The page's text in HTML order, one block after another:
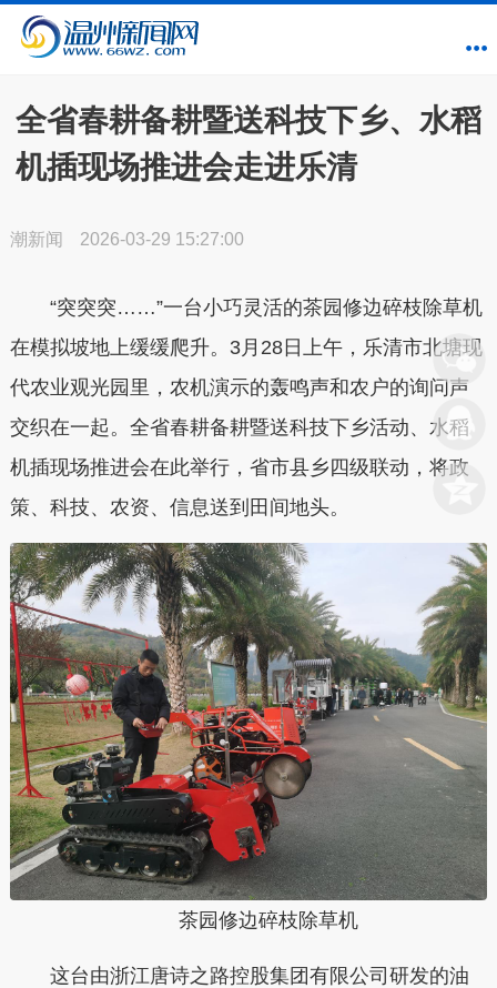
全省春耕备耕暨送科技下乡、水稻
机插现场推进会走进乐清
潮新闻 2026-03-29 15:27:00
“突突突……”一台小巧灵活的茶园修边碎枝除草机
在模拟坡地上缓缓爬升。3月28日上午，乐清市北塘现
代农业观光园里，农机演示的轰鸣声和农户的询问声
交织在一起。全省春耕备耕暨送科技下乡活动、水稻
机插现场推进会在此举行，省市县乡四级联动，将政
策、科技、农资、信息送到田间地头。
茶园修边碎枝除草机
这台由浙江唐诗之路控股集团有限公司研发的油